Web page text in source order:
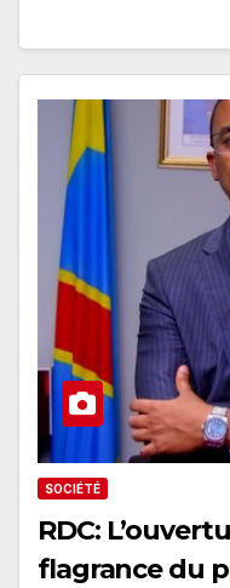
SOCIÉTÉ
RDC:
flagrance du